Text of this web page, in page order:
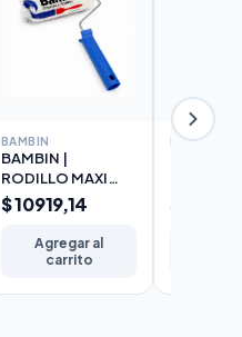
BAMBIN
BAMBIN |
RODILLO MAXI
2000 BLANCO
(LANA
SELECCIONADA)
$ 10919,14
Agregar al
carrito
BAMBIN
$